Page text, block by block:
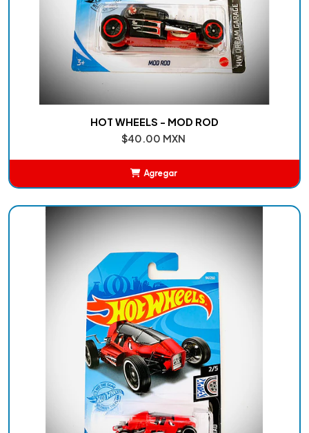
HOT WHEELS - MOD ROD
$40.00 MXN
Agregar